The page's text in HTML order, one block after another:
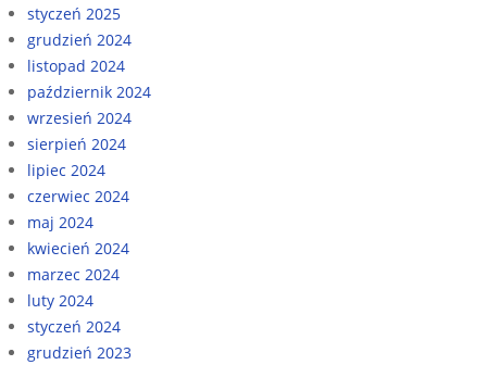
styczeń 2025
grudzień 2024
listopad 2024
październik 2024
wrzesień 2024
sierpień 2024
lipiec 2024
czerwiec 2024
maj 2024
kwiecień 2024
marzec 2024
luty 2024
styczeń 2024
grudzień 2023